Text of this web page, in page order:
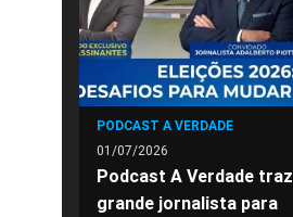
PODCAST A VERDADE
01/07/2026
Podcast A Verdade traz
grande jornalista para